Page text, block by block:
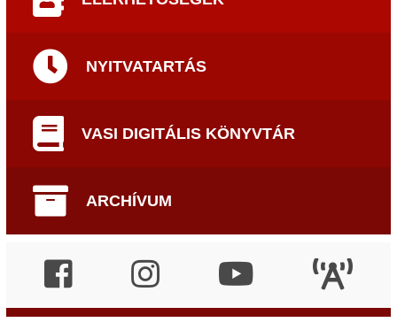
NYITVATARTÁS
VASI DIGITÁLIS KÖNYVTÁR
ARCHÍVUM